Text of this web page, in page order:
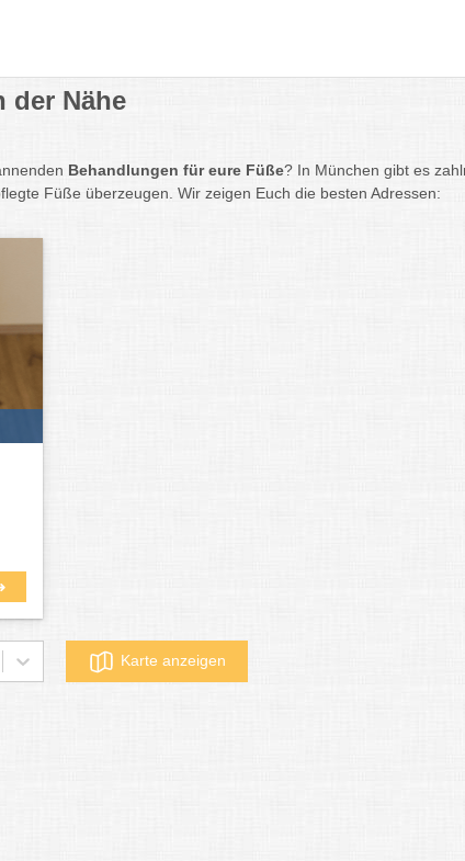
der Nähe
Behandlungen für eure Füße? In München gibt es
Füße überzeugen. Wir zeigen Euch die besten Adressen:
Karte anzeigen